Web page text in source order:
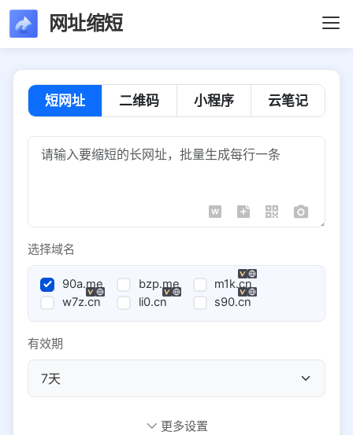
网址缩短
短网址 二维码 小程序 云笔记
选择域名
90a.me bzp.me
m1k.cn
w7z.cn
li0.cn s90.cn
有效期
更多设置